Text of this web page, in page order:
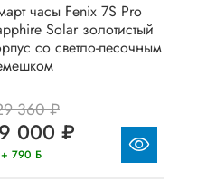
часы Fenix 7S Pro
Solar золотистый
со светло-песочным
360 ₽
000 ₽
+ 790 Б